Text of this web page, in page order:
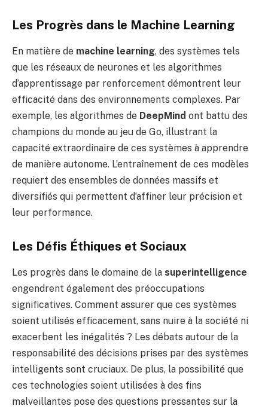
Les Progrès dans le Machine Learning
En matière de machine learning, des systèmes tels
que les réseaux de neurones et les algorithmes
d’apprentissage par renforcement démontrent leur
efficacité dans des environnements complexes. Par
exemple, les algorithmes de DeepMind ont battu des
champions du monde au jeu de Go, illustrant la
capacité extraordinaire de ces systèmes à apprendre
de manière autonome. L’entraînement de ces modèles
requiert des ensembles de données massifs et
diversifiés qui permettent d’affiner leur précision et
leur performance.
Les Défis Éthiques et Sociaux
Les progrès dans le domaine de la superintelligence
engendrent également des préoccupations
significatives. Comment assurer que ces systèmes
soient utilisés efficacement, sans nuire à la société ni
exacerbent les inégalités ? Les débats autour de la
responsabilité des décisions prises par des systèmes
intelligents sont cruciaux. De plus, la possibilité que
ces technologies soient utilisées à des fins
malveillantes pose des questions pressantes sur la